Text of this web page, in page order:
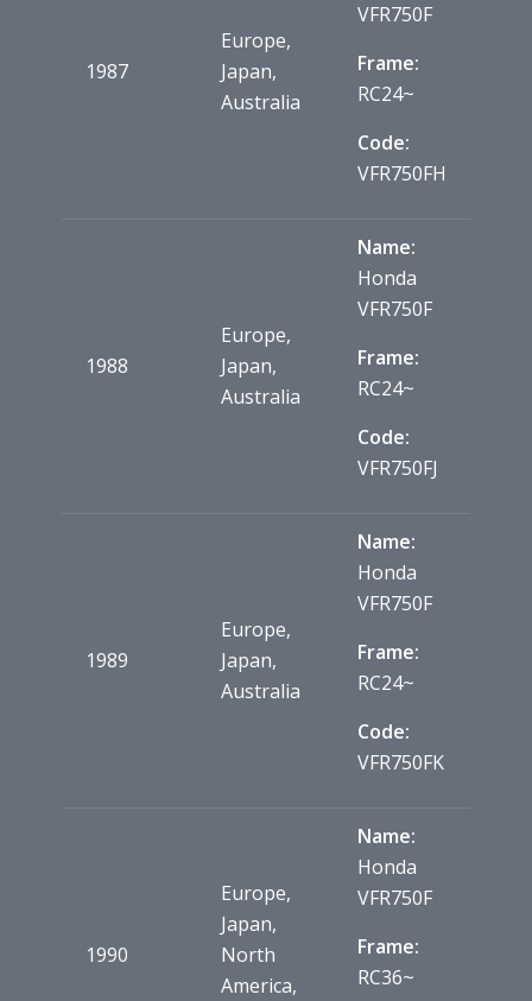
1987
Europe,
Japan,
Australia
VFR750F
Frame:
RC24~
Code:
VFR750FH
1988
Europe,
Japan,
Australia
Name:
Honda
VFR750F
Frame:
RC24~
Code:
VFR750FJ
1989
Europe,
Japan,
Australia
Name:
Honda
VFR750F
Frame:
RC24~
Code:
VFR750FK
1990
Europe,
Japan,
North
America,
Name:
Honda
VFR750F
Frame:
RC36~